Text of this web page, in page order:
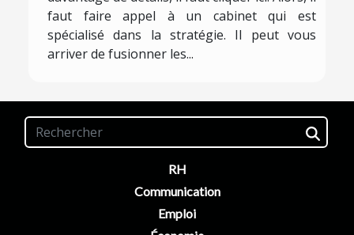
faut faire appel à un cabinet qui est
spécialisé dans la stratégie. Il peut vous
arriver de fusionner les...
RH
Communication
Emploi